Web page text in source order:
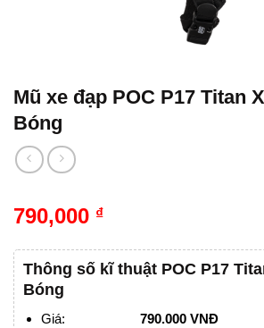
Mũ xe đạp POC P17 Titan
Bóng
790,000 ₫
Thông số kĩ thuật POC P17
Bóng
Giá: 790.000 VNĐ